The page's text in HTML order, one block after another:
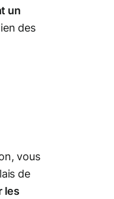
un
des
vous
de
les